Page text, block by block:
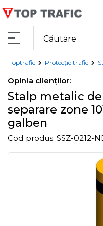
Toptrafic Protecție trafic
Opinia clienților:
Stalp metalic
separare zone
galben
Cod produs: SSZ-0212-